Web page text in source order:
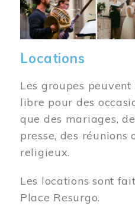
Locations
Les groupes
libre pour des
que des mariages,
presse, des réunions
religieux.
Les locations sont
Place Resurgo.